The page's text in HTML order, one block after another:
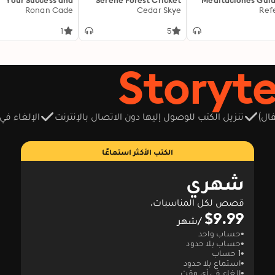
para Calma y
Sounds Mixed With
Calm & Relaxation:
Cedar Skye
5
Conquer the Exam
Unlock engaging
Ronan Cade
1
تنزيل الكتب للوصول إليها دون الاتصال بالإنترنت الإلغاء
الكتب الأكثر استماعًا
شهري
قصص لكل المناسبات.
$9.99 /شهر
حساب واحد
حساب بلا حدود
1 حساب
استماع بلا حدود
إلغاء في أي وقت